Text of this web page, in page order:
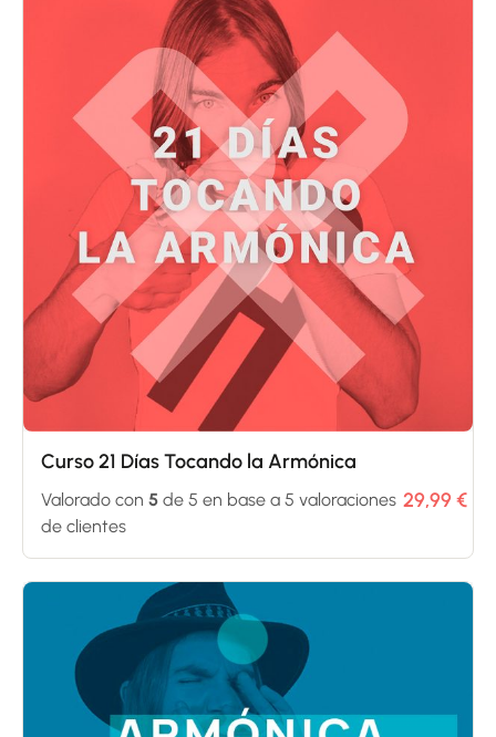
Curso 21 Días Tocando la Armónica
Valorado con 5 de 5 en base a 5 valoraciones
de clientes
29,99€